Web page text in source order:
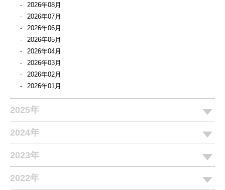
2026年08月
2026年07月
2026年06月
2026年05月
2026年04月
2026年03月
2026年02月
2026年01月
2025年
2024年
2023年
2022年